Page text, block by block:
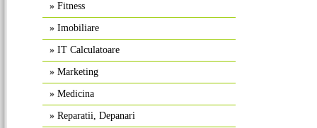
» Fitness
» Imobiliare
» IT Calculatoare
» Marketing
» Medicina
» Reparatii, Depanari